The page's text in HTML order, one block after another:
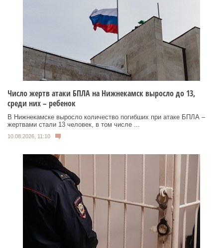
Число жертв атаки БПЛА на Нижнекамск выросло до 13,
среди них – ребенок
В Нижнекамске выросло количество погибших при атаке БПЛА –
жертвами стали 13 человек, в том числе ...
10.08.2026, 11:10